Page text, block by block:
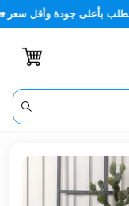
جودة وأقل سعر 🏡✨